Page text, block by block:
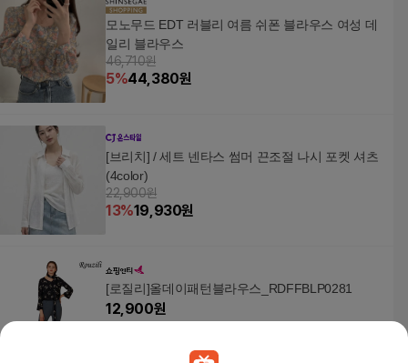
모노무드 EDT 러블리 여름 쉬폰 블라우스 여성 데
일리 블라우스
46,710원
5%44,380원
[브리치] / 세트 넨타스 썸머 끈조절 나시 포켓 셔츠
(4color)
22,900원
13%19,930원
[로질리]올데이패턴블라우스_RDFFBLP0281
12,900원